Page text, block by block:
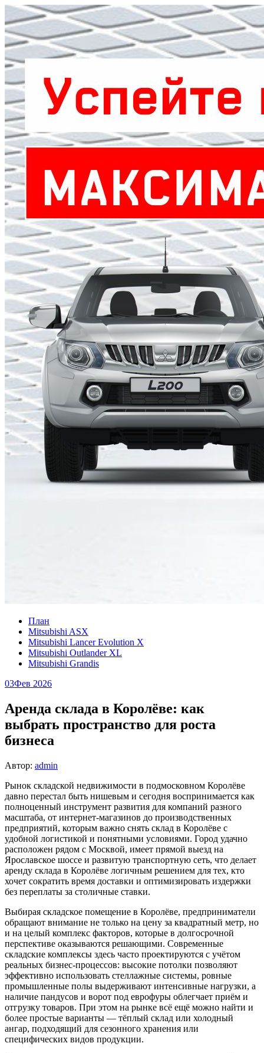
План
Mitsubishi ASX
Mitsubishi Lancer Evolution X
Mitsubishi Outlander XL
Mitsubishi Grandis
03Фев 2026
Аренда склада в Королёве: как
выбрать пространство для роста
бизнеса
Автор: admin
Рынок складской недвижимости в подмосковном Королёве
давно перестал быть нишевым и сегодня воспринимается как
полноценный инструмент развития для компаний разного
масштаба, от интернет-магазинов до производственных
предприятий, которым важно снять склад в Королёве с
удобной логистикой и понятными условиями. Город удачно
расположен рядом с Москвой, имеет прямой выезд на
Ярославское шоссе и развитую транспортную сеть, что делает
аренду склада в Королёве логичным решением для тех, кто
хочет сократить время доставки и оптимизировать издержки
без переплаты за столичные ставки.
Выбирая складское помещение в Королёве, предприниматели
обращают внимание не только на цену за квадратный метр, но
и на целый комплекс факторов, которые в долгосрочной
перспективе оказываются решающими. Современные
складские комплексы здесь часто проектируются с учётом
реальных бизнес-процессов: высокие потолки позволяют
эффективно использовать стеллажные системы, ровные
промышленные полы выдерживают интенсивные нагрузки, а
наличие пандусов и ворот под еврофуры облегчает приём и
отгрузку товаров. При этом на рынке всё ещё можно найти и
более простые варианты — тёплый склад или холодный
ангар, подходящий для сезонного хранения или
специфических видов продукции.